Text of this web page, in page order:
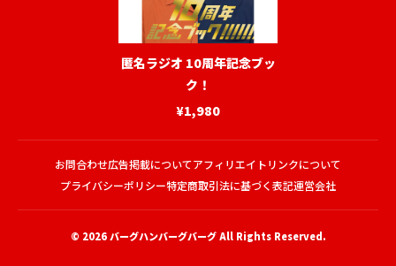
匿名ラジオ 10周年記念ブッ
ク！
¥1,980
お問合わせ広告掲載についてアフィリエイトリンクについて
プライバシーポリシー特定商取引法に基づく表記運営会社
© 2026バーグハンバーグバーグAll Rights Reserved.